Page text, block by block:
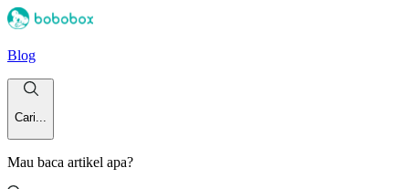
Blog
Cari...
Mau baca artikel apa?